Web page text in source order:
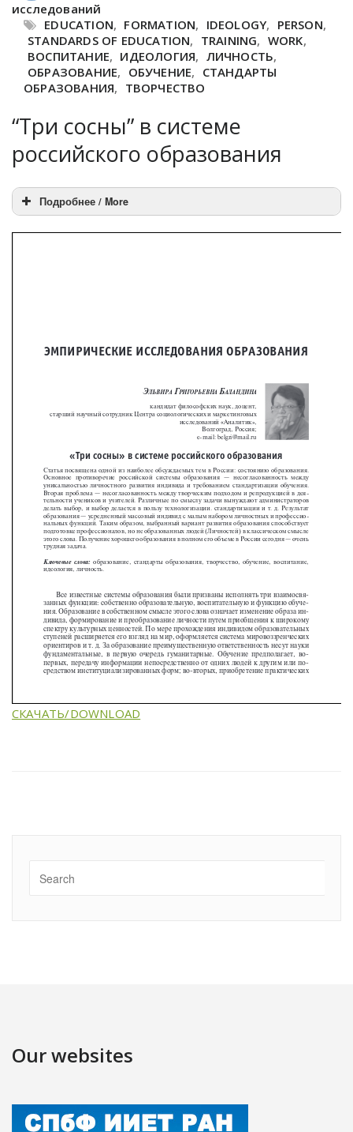
исследований
EDUCATION, FORMATION, IDEOLOGY, PERSON,
STANDARDS OF EDUCATION, TRAINING, WORK,
ВОСПИТАНИЕ, ИДЕОЛОГИЯ, ЛИЧНОСТЬ,
ОБРАЗОВАНИЕ, ОБУЧЕНИЕ, СТАНДАРТЫ
ОБРАЗОВАНИЯ, ТВОРЧЕСТВО
“Три сосны” в системе
российского образования
Подробнее / More
СКАЧАТЬ/DOWNLOAD
Our websites